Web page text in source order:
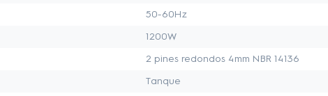
50-60Hz
1200W
2 pines redondos 4mm NBR 14136
Tanque